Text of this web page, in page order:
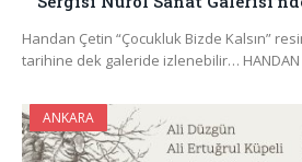
Handan Çetin “Çocukluk Bizde Kalsın”
tarihine dek galeride izlenebilir… HANDAN
ANKARA